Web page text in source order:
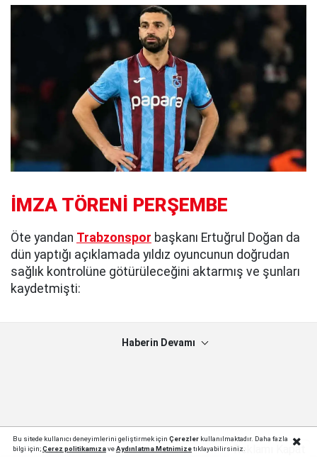
İMZA TÖRENİ PERŞEMBE
Öte yandan Trabzonspor başkanı Ertuğrul Doğan da
dün yaptığı açıklamada yıldız oyuncunun doğrudan
sağlık kontrolüne götürüleceğini aktarmış ve şunları
kaydetmişti:
Haberin Devamı
Bu sitede kullanıcı deneyimlerini geliştirmek için Çerezlerkullanılmaktadır. Daha fazla
bilgi için;Çerez politikamızaveAydınlatma Metnimizetıklayabilirsiniz.Reklamı Kapat